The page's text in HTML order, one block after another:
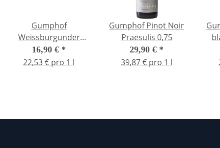
Gumphof
Weissburgunder
Mediaevum 0,75
16,90 € *
22,53 € pro 1 l
Gumphof Pinot Noir
Praesulis 0,75
29,90 € *
39,87 € pro 1 l